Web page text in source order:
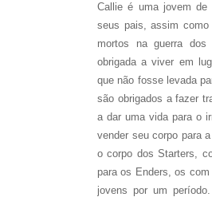
Callie é uma jovem de
seus pais, assim
mortos na guerra
obrigada a viver em
que não fosse levada
são obrigados a fazer
a dar uma vida para o
vender seu corpo para
o corpo dos Starters,
para os Enders, os
jovens por um